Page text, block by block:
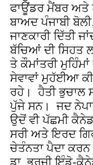
ਫਾਊਂਡਰ ਮੈਂਬਰ ਅਤੇ
ਬਾਅਦ ਪੰਜਾਬੀ
ਜਾਣਕਾਰੀ ਦਿੱਤੀ
ਬੱਚਿਆਂ ਦੀ
ਤੇ ਕੌਮਾਂਤਰੀ
ਸੇਵਾਵਾਂ ਮੁਹੱਈਆ
ਰਹੇ। ਹੈਤੀ ਭੁਚਾਲ
ਪੁੱਜੇ ਸਨ। ਜਦ
ਉਦੋਂ ਵੀ ਪੱਛਮੀ
ਸਰੀ ਅਤੇ ਇਰਦ
ਚੇਤੰਨਤਾ ਪੈਦਾ
ਡਾ. ਭੁਰਜੀ ਇੰਡੋ-